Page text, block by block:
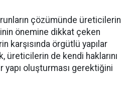
çözümünde üreticilerin
önemine dikkat çeken
karşısında örgütlü yapılar
üreticilerin de kendi haklarını
oluşturması gerektiğini